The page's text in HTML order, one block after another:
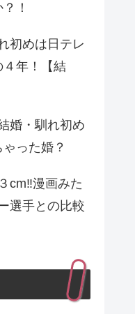
！
初めは日テレ
４年！【結
婚・馴れ初め
った婚？
cm‼︎漫画みた
選手との比較